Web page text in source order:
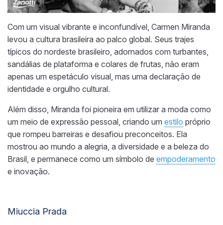
Com um visual vibrante e inconfundível, Carmen Miranda
levou a cultura brasileira ao palco global. Seus trajes
típicos do nordeste brasileiro, adornados com turbantes,
sandálias de plataforma e colares de frutas, não eram
apenas um espetáculo visual, mas uma declaração de
identidade e orgulho cultural.
Além disso, Miranda foi pioneira em utilizar a moda como
um meio de expressão pessoal, criando um estilo próprio
que rompeu barreiras e desafiou preconceitos. Ela
mostrou ao mundo a alegria, a diversidade e a beleza do
Brasil, e permanece como um símbolo de empoderamento
e inovação.
Miuccia Prada